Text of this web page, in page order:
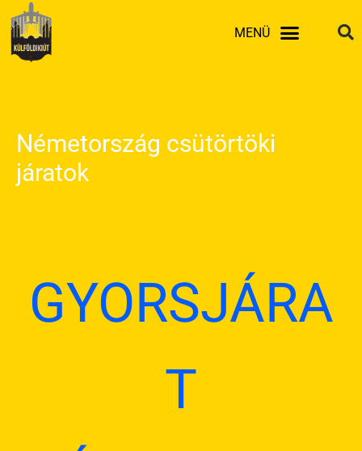
Skip
to
content
MENÜ
Németország csütörtöki
járatok
GYORSJÁRA
T